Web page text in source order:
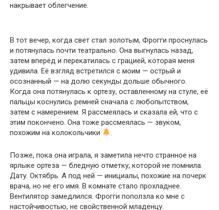
накрывает облегчение.
В тот вечер, когда свет стал золотым, Фрогги проснулась
и потянулась почти театрально. Она выгнулась назад,
затем вперёд и перекатилась с грацией, которая меня
удивила. Её взгляд встретился с моим — острый и
осознанный — на долю секунды дольше обычного.
Когда она потянулась к ортезу, оставленному на стуле, её
пальцы коснулись ремней сначала с любопытством,
затем с намерением. Я рассмеялась и сказала ей, что с
этим покончено. Она тоже рассмеялась — звуком,
похожим на колокольчики
.
Позже, пока она играла, я заметила нечто странное на
ярлыке ортеза — бледную отметку, которой не помнила.
Дату. Октябрь. А под ней — инициалы, похожие на почерк
врача, но не его имя. В комнате стало прохладнее.
Вентилятор замедлился. Фрогги поползла ко мне с
настойчивостью, не свойственной младенцу.